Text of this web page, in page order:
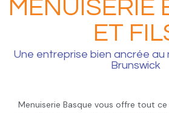
MENUISERIE
ET
Une entreprise bien ancrée au
Brunswick
Menuiserie Basque vous offre tout